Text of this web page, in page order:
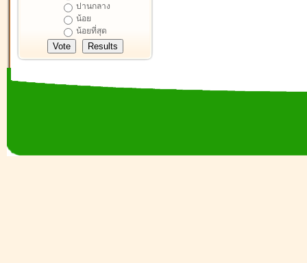
ปานกลาง
น้อย
น้อยที่สุด